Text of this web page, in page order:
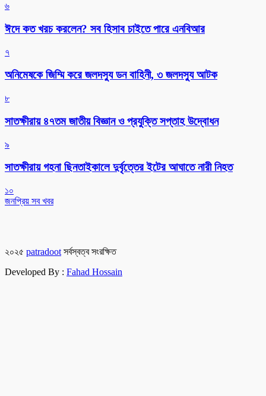
৬
ঈদে কত খরচ করলেন? সব হিসাব চাইতে পারে এনবিআর
৭
অনিমেষকে জিম্মি করে জলদস্যু ডন বাহিনী, ৩ জলদস্যু আটক
৮
সাতক্ষীরায় ৪৭তম জাতীয় বিজ্ঞান ও প্রযুক্তি সপ্তাহ উদ্বোধন
৯
সাতক্ষীরায় গহনা ছিনতাইকালে দুর্বৃত্তের ইটের আঘাতে নারী নিহত
১০
জনপ্রিয় সব খবর
২০২৫ patradoot সর্বস্বত্ব সংরক্ষিত
Developed By : Fahad Hossain